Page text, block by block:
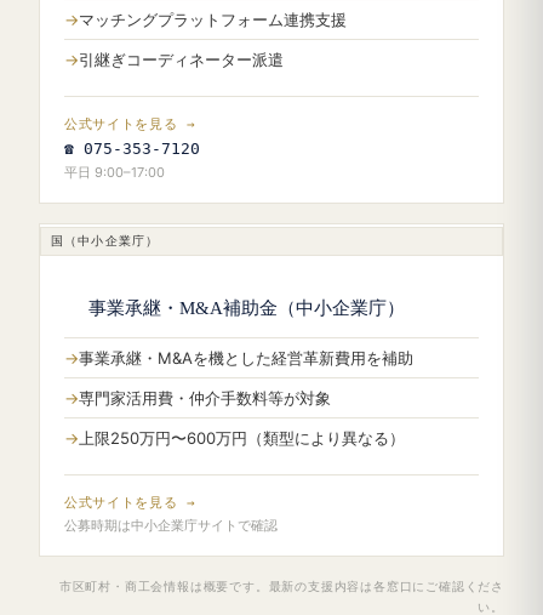
マッチングプラットフォーム連携支援
引継ぎコーディネーター派遣
公式サイトを見る →
☎ 075-353-7120
平日 9:00–17:00
国（中小企業庁）
事業承継・M&A補助金（中小企業庁）
事業承継・M&Aを機とした経営革新費用を補助
専門家活用費・仲介手数料等が対象
上限250万円〜600万円（類型により異なる）
公式サイトを見る →
公募時期は中小企業庁サイトで確認
市区町村・商工会情報は概要です。最新の支援内容は各窓口にご確認くださ
い。